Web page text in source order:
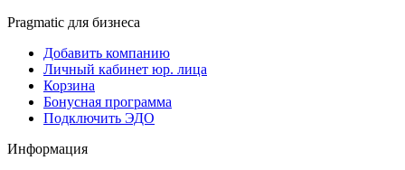
Pragmatic для бизнеса
Добавить компанию
Личный кабинет юр. лица
Корзина
Бонусная программа
Подключить ЭДО
Информация